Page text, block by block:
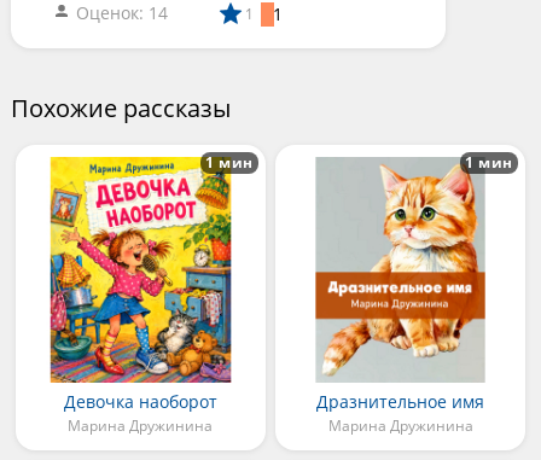
Оценок: 14 1 1
Похожие рассказы
Девочка наоборот
Марина Дружинина
1 мин
Дразнительное имя
Марина Дружинина
1 мин